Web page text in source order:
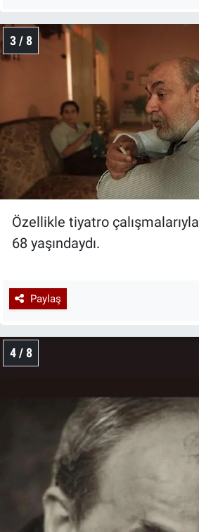
3 / 8
Özellikle tiyatro
68 yaşındaydı.
Paylaş
4 / 8